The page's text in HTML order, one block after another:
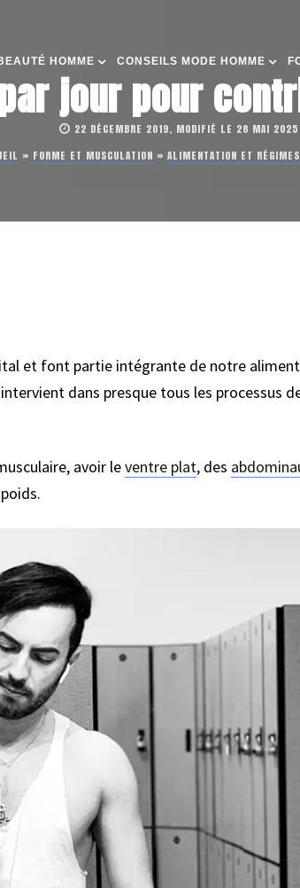
HOMME CONSEILS MODE HOMME
jour pour
22 DÉCEMBRE 2019, MODIFIÉ LE 28 MAI 2025
» FORME ET MUSCULATION » ALIMENTATION ET
et font partie intégrante de notre
dans presque tous les processus
avoir leventre plat, des